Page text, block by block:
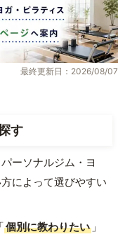
最終更新日：2026/08/07
す
ーソナルジム・ヨ
によって選びやすい
個別に教わりたい 」